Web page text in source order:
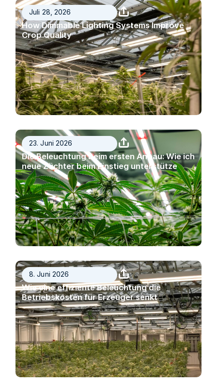
Juli 28, 2026
How Dimmable Lighting Systems Improve
Crop Quality
23. Juni 2026
Die Beleuchtung beim ersten Anbau: Wie ich
neue Züchter beim Einstieg unterstütze
8. Juni 2026
Wie eine effiziente Beleuchtung die
Betriebskosten für Erzeuger senkt